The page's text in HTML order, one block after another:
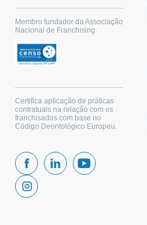
Membro fundador da Associação
Nacional de Franchising
Certifica aplicação de práticas
contratuais na relação com os
franchisados com base no
Código Deontológico Europeu.